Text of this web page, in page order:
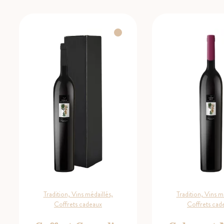
Tradition, Vins médaillés,
Coffrets cadeaux
Tradition, Vins
Coffrets